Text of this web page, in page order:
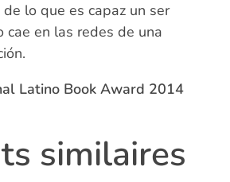
lo que es capaz un ser
cae en las redes de una
Latino Book Award 2014
similaires